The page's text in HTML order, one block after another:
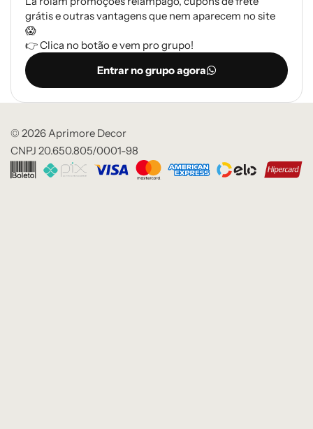
grátis e outras vantagens que nem aparecem no site
😱
👉 Clica no botão e vem pro grupo!
Entrar no grupo agora
© 2026 Aprimore Decor
CNPJ 20.650.805/0001-98